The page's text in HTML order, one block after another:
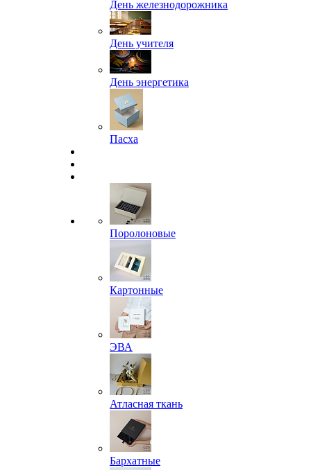
День железнодорожника
День учителя
День энергетика
Пасха
Поролоновые
Картонные
ЭВА
Атласная ткань
Бархатные